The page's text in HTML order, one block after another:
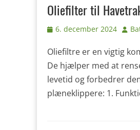
Oliefilter til
Udgivet
6. december 2024
Oliefiltre er en vigtig
De hjælper med at
levetid og forbedrer
plæneklippere: 1.